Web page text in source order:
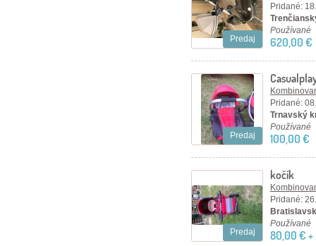
Predaj
Pridané:
Používané
620,00 €
Predaj
Pridané:
Trnavský
Používané
100,00 €
Predaj
kočík
Pridané:
Používané
80,00 € +